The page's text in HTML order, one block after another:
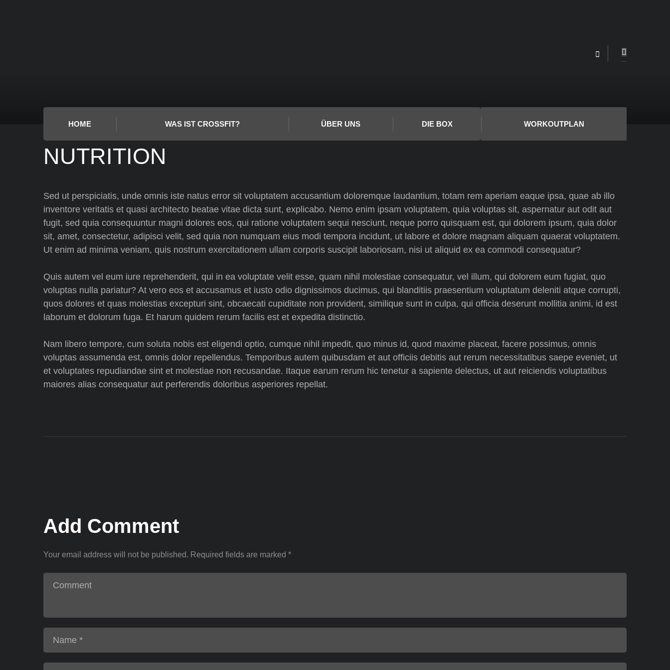
HOME WAS IST CROSSFIT? ÜBER UNS DIE BOX WORKOUTPLAN
NUTRITION
Sed ut perspiciatis, unde omnis iste natus error sit voluptatem accusantium doloremque laudantium, totam rem aperiam eaque ipsa, quae ab illo
inventore veritatis et quasi architecto beatae vitae dicta sunt, explicabo. Nemo enim ipsam voluptatem, quia voluptas sit, aspernatur aut odit aut
fugit, sed quia consequuntur magni dolores eos, qui ratione voluptatem sequi nesciunt, neque porro quisquam est, qui dolorem ipsum, quia dolor
sit, amet, consectetur, adipisci velit, sed quia non numquam eius modi tempora incidunt, ut labore et dolore magnam aliquam quaerat voluptatem.
Ut enim ad minima veniam, quis nostrum exercitationem ullam corporis suscipit laboriosam, nisi ut aliquid ex ea commodi consequatur?
Quis autem vel eum iure reprehenderit, qui in ea voluptate velit esse, quam nihil molestiae consequatur, vel illum, qui dolorem eum fugiat, quo
voluptas nulla pariatur? At vero eos et accusamus et iusto odio dignissimos ducimus, qui blanditiis praesentium voluptatum deleniti atque corrupti,
quos dolores et quas molestias excepturi sint, obcaecati cupiditate non provident, similique sunt in culpa, qui officia deserunt mollitia animi, id est
laborum et dolorum fuga. Et harum quidem rerum facilis est et expedita distinctio.
Nam libero tempore, cum soluta nobis est eligendi optio, cumque nihil impedit, quo minus id, quod maxime placeat, facere possimus, omnis
voluptas assumenda est, omnis dolor repellendus. Temporibus autem quibusdam et aut officiis debitis aut rerum necessitatibus saepe eveniet, ut
et voluptates repudiandae sint et molestiae non recusandae. Itaque earum rerum hic tenetur a sapiente delectus, ut aut reiciendis voluptatibus
maiores alias consequatur aut perferendis doloribus asperiores repellat.
Add Comment
Your email address will not be published. Required fields are marked *